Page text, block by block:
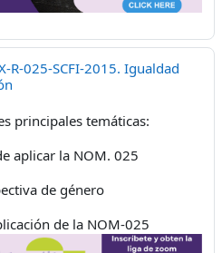
R-025-SCFI-2015. Igualdad
principales temáticas:
aplicar la NOM. 025
de género
de la NOM-025